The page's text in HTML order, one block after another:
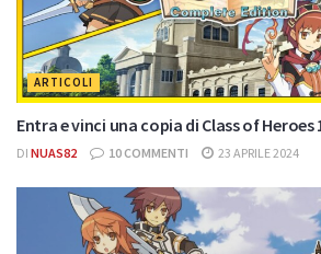
ARTICOLI
Entra e vinci una copia di Class of Heroes
DI NUAS82 10 COMMENTI 23 APRILE 2024